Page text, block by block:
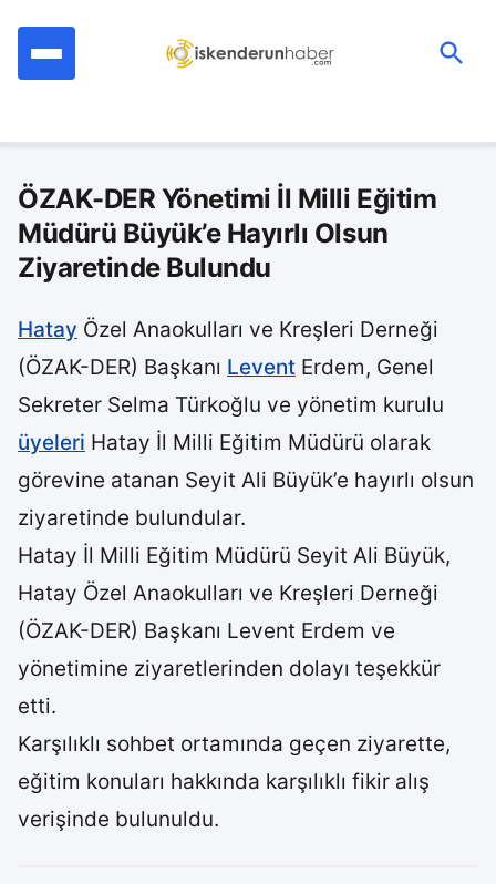
ÖZAK-DER Yönetimi İl Milli Eğitim
Müdürü Büyük’e Hayırlı Olsun
Ziyaretinde Bulundu
Hatay Özel Anaokulları ve Kreşleri Derneği
(ÖZAK-DER) Başkanı Levent Erdem, Genel
Sekreter Selma Türkoğlu ve yönetim kurulu
üyeleri Hatay İl Milli Eğitim Müdürü olarak
görevine atanan Seyit Ali Büyük’e hayırlı olsun
ziyaretinde bulundular.
Hatay İl Milli Eğitim Müdürü Seyit Ali Büyük,
Hatay Özel Anaokulları ve Kreşleri Derneği
(ÖZAK-DER) Başkanı Levent Erdem ve
yönetimine ziyaretlerinden dolayı teşekkür
etti.
Karşılıklı sohbet ortamında geçen ziyarette,
eğitim konuları hakkında karşılıklı fikir alış
verişinde bulunuldu.